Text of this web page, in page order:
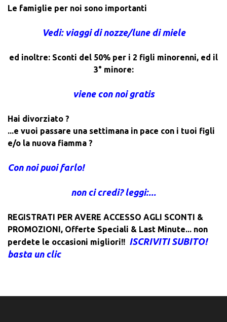
Le famiglie per noi sono importanti
Vedi: viaggi di nozze/lune di miele
ed inoltre: Sconti del 50% per i 2 figli minorenni, ed il
3° minore:
viene con noi gratis
Hai divorziato ?
...e vuoi passare una settimana in pace con i tuoi figli
e/o la nuova fiamma ?
Con noi puoi farlo!
non ci credi? leggi:...
REGISTRATI PER AVERE ACCESSO AGLI SCONTI &
PROMOZIONI, Offerte Speciali & Last Minute... non
perdete le occasioni migliori!! ISCRIVITI SUBITO!
basta un clic